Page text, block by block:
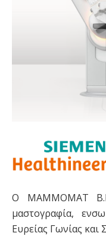
Ο MAMMOMAT
μαστογραφία,
Ευρείας Γωνίας και